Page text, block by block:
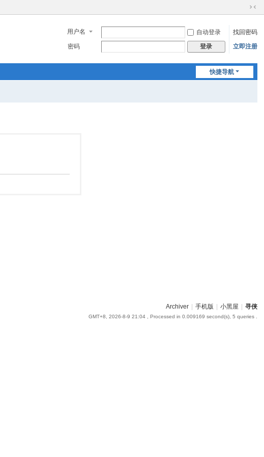
切
到
窄
用户名 自动登录
找回密码
密码
登录 立即注册
快捷导航
Archiver 手机版 小黑屋 寻侠
GMT+8, 2026-8-9 21:04, Processed in 0.009169 second(s), 5 queries .